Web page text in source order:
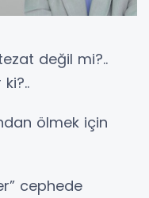
değil mi?..
ölmek için
cephede